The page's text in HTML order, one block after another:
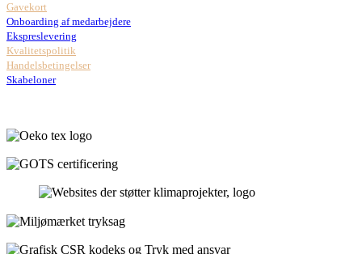
Gavekort
Onboarding af medarbejdere
Ekspreslevering
Kvalitetspolitik
Handelsbetingelser
Skabeloner